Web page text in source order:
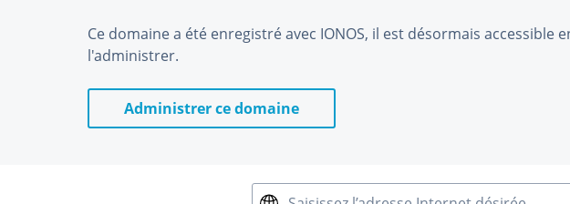
Ce domaine a été enregistré avec IONOS, il est désormais
l'administrer.
Administrer ce domaine